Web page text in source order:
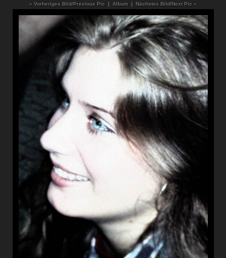
« Vorheriges Bild/Previous Pic | Album | Nächstes Bild/Next Pic »